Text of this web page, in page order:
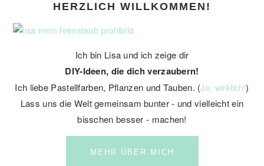
HERZLICH WILLKOMMEN!
Ich bin Lisa und ich zeige dir
DIY-Ideen, die dich verzaubern!
Ich liebe Pastellfarben, Pflanzen und Tauben. (Ja, wirklich!)
Lass uns die Welt gemeinsam bunter - und vielleicht ein
bisschen besser - machen!
MEHR ÜBER MICH